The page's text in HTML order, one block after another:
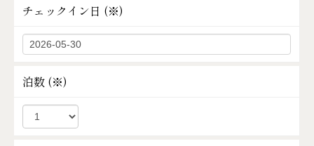
チェックイン日 (※)
泊数 (※)